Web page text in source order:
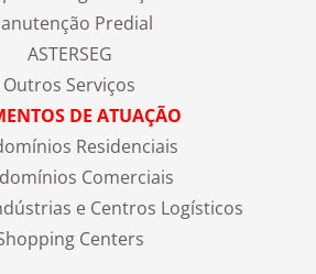
Predial
ASTERSEG
Outros Serviços
DE ATUAÇÃO
Residenciais
Comerciais
e Centros Logísticos
Centers